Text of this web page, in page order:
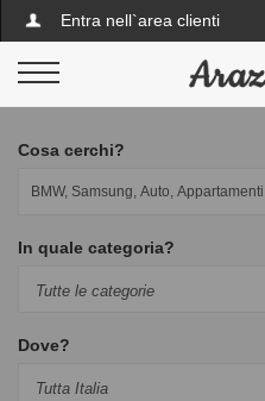
Entra nell`area clienti
Cosa cerchi?
In quale categoria?
Dove?